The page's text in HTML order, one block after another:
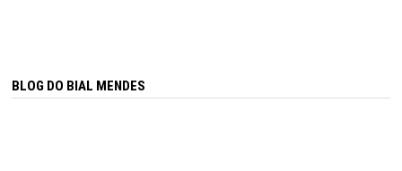
BLOG DO BIAL MENDES